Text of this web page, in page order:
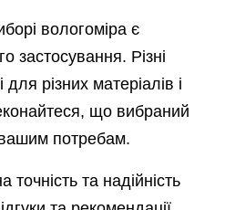
вологоміра є
застосування. Різні
різних матеріалів і
що вибраний
вашим потребам.
точність та надійність